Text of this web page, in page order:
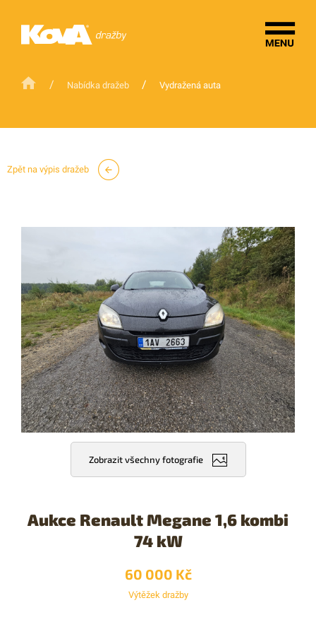
/ Nabídka dražeb / Vydražená auta
Zpět na výpis dražeb
Zobrazit všechny fotografie
Aukce Renault Megane 1,6 kombi
74 kW
60 000 Kč
Výtěžek dražby